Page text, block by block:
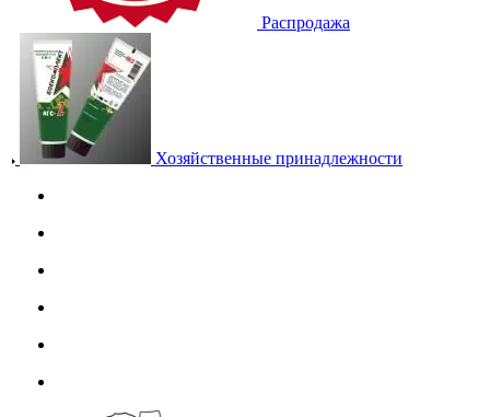
Распродажа
Хозяйственные принадлежности